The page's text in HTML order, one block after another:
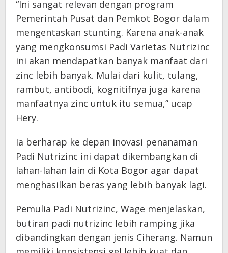
“Ini sangat relevan dengan program
Pemerintah Pusat dan Pemkot Bogor dalam
mengentaskan stunting. Karena anak-anak
yang mengkonsumsi Padi Varietas Nutrizinc
ini akan mendapatkan banyak manfaat dari
zinc lebih banyak. Mulai dari kulit, tulang,
rambut, antibodi, kognitifnya juga karena
manfaatnya zinc untuk itu semua,” ucap
Hery.
Ia berharap ke depan inovasi penanaman
Padi Nutrizinc ini dapat dikembangkan di
lahan-lahan lain di Kota Bogor agar dapat
menghasilkan beras yang lebih banyak lagi.
Pemulia Padi Nutrizinc, Wage menjelaskan,
butiran padi nutrizinc lebih ramping jika
dibandingkan dengan jenis Ciherang. Namun